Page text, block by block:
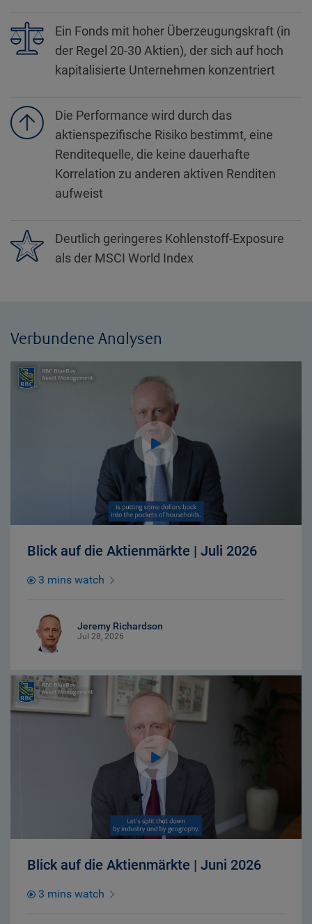
Ein Fonds mit hoher Überzeugungskraft (in
der Regel 20-30 Aktien), der sich auf hoch
kapitalisierte Unternehmen konzentriert
Die Performance wird durch das
aktienspezifische Risiko bestimmt, eine
Renditequelle, die keine dauerhafte
Korrelation zu anderen aktiven Renditen
aufweist
Deutlich geringeres Kohlenstoff-Exposure
als der MSCI World Index
Verbundene Analysen
Blick auf die Aktienmärkte | Juli 2026
3 mins watch
Jeremy Richardson
Jul 28, 2026
Blick auf die Aktienmärkte | Juni 2026
3 mins watch